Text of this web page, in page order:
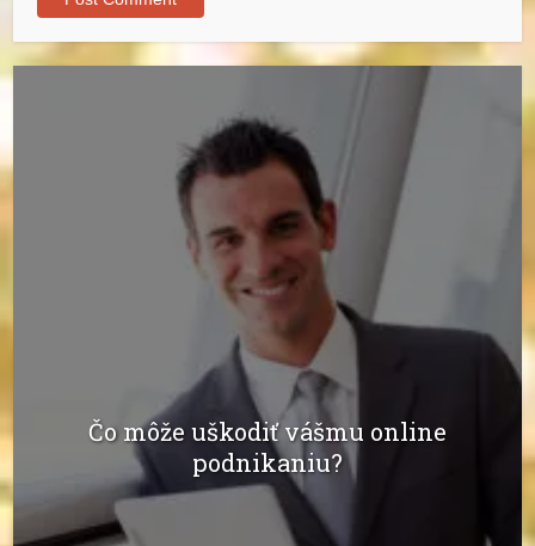
Čo môže uškodiť vášmu online
podnikaniu?